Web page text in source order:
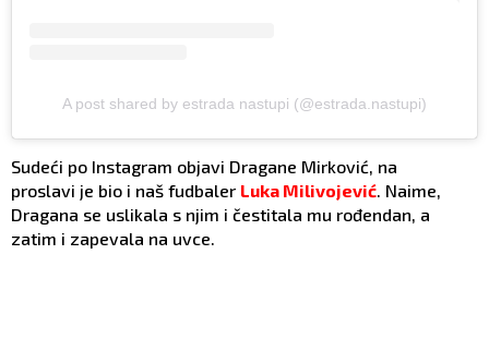
A post shared by estrada nastupi (@estrada.nastupi)
Sudeći po Instagram objavi Dragane Mirković, na
proslavi je bio i naš fudbaler Luka Milivojević . Naime,
Dragana se uslikala s njim i čestitala mu rođendan, a
zatim i zapevala na uvce.